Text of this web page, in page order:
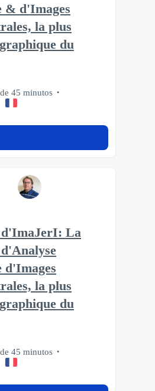
& d'Images
la plus
du
45 minutos
d'ImaJerI: La
la plus
du
45 minutos